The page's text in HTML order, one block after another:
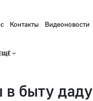
Контакты Видеоновости
быту